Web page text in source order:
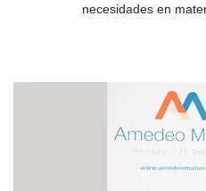
necesidades en